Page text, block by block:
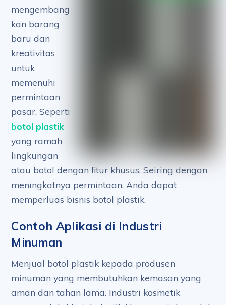
mengembang
kan barang
baru dan
kreativitas
untuk
memenuhi
permintaan
pasar. Seperti
botol plastik
yang ramah
lingkungan
atau botol dengan fitur khusus. Seiring dengan
meningkatnya permintaan, Anda dapat
memperluas bisnis botol plastik.
Contoh Aplikasi di Industri
Minuman
Menjual botol plastik kepada produsen
minuman yang membutuhkan kemasan yang
aman dan tahan lama. Industri kosmetik